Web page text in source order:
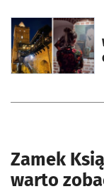
otworzy się w
Zamek
warto